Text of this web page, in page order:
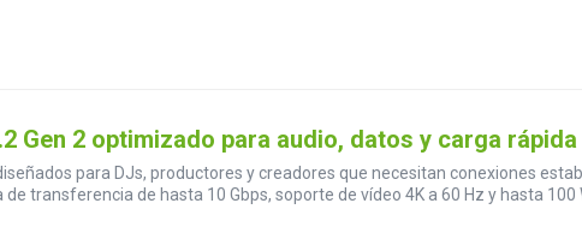
Gen 2 optimizado para audio, datos y carga rápida
para DJs, productores y creadores que necesitan conexiones
transferencia de hasta 10 Gbps, soporte de vídeo 4K a 60 Hz y hasta